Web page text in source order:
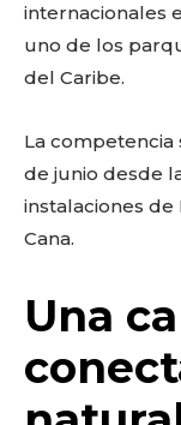
internacionales
uno de los
del Caribe.
La
de junio desde
instalaciones
Cana.
Una